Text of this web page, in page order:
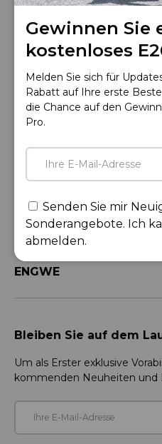
Gewinnen Sie
kostenloses
Melden Sie sich für
Rabatt auf Ihre erste
die Chance auf den
Pro.
E-Mail
Senden Sie mir
Sonderangebote. Ich
abmelden.
Ride smart
ENGWE App
E-Transport
Zubehör
ENGWE
Bleiben Sie auf dem
Um als Erster exklusive
kommenden Neuheiten und